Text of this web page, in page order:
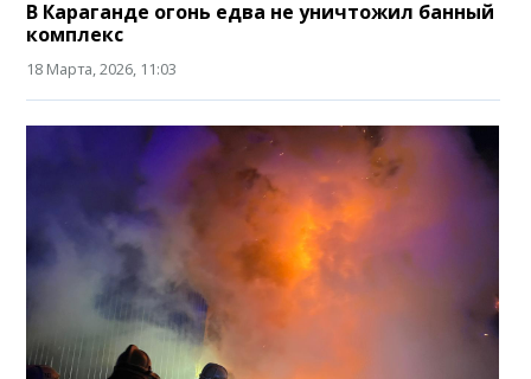
В Караганде огонь едва не уничтожил банный
комплекс
18 Марта, 2026, 11:03